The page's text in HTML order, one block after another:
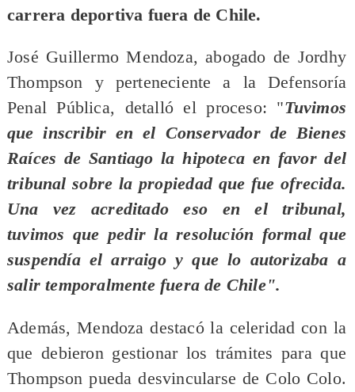
carrera deportiva fuera de Chile.
José Guillermo Mendoza, abogado de Jordhy
Thompson y perteneciente a la Defensoría
Penal Pública, detalló el proceso: "Tuvimos
que inscribir en el Conservador de Bienes
Raíces de Santiago la hipoteca en favor del
tribunal sobre la propiedad que fue ofrecida.
Una vez acreditado eso en el tribunal,
tuvimos que pedir la resolución formal que
suspendía el arraigo y que lo autorizaba a
salir temporalmente fuera de Chile".
​Además, Mendoza destacó la celeridad con la
que debieron gestionar los trámites para que
Thompson pueda desvincularse de Colo Colo.